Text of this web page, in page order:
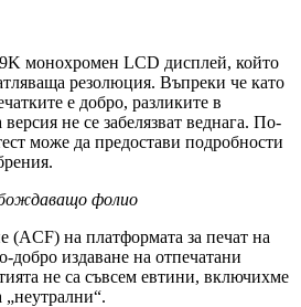
монохромен LCD дисплей, който
резолюция. Въпреки че като
е добро, разликите в
не се забелязват веднага. По-
може да предостави подробности
фолио
(ACF) на платформата за печат на
добро издаване на отпечатани
не са съвсем евтини, включихме
„неутрални“.